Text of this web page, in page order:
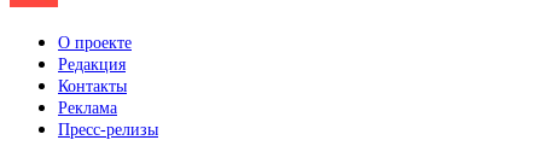
О проекте
Редакция
Контакты
Реклама
Пресс-релизы